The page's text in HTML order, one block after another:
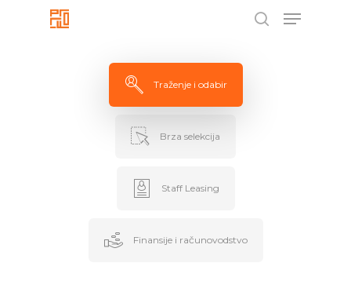
Menu
Traženje i odabir
Brza selekcija
Staff Leasing
Finansije i računovodstvo